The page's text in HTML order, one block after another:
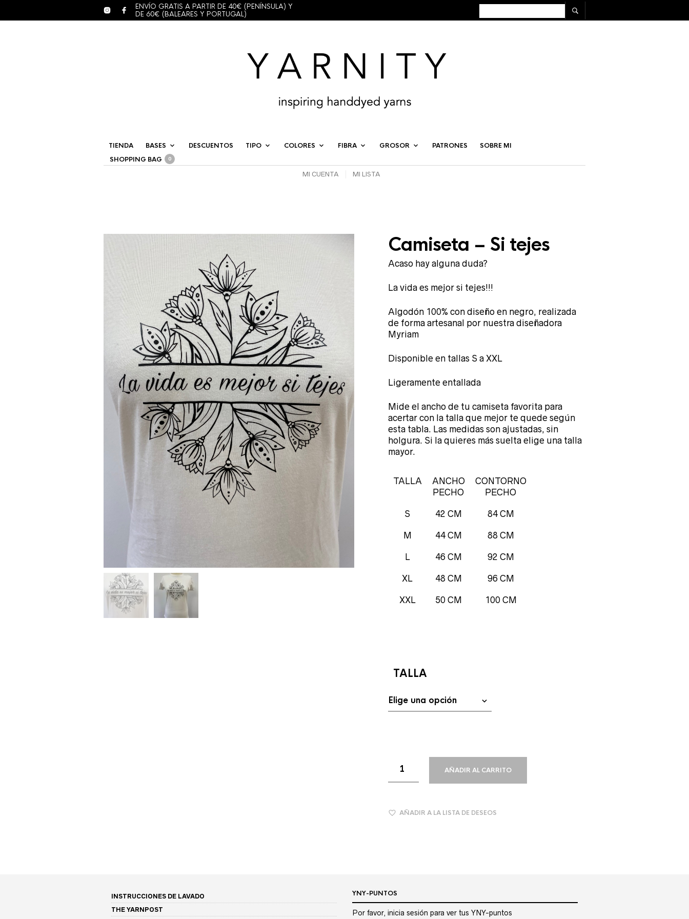
ENVÍO GRATIS A PARTIR DE 40€ (PENÍNSULA) Y
DE 60€ (BALEARES Y PORTUGAL)
TIENDA BASES DESCUENTOS TIPO COLORES FIBRA GROSOR PATRONES
SOBRE MI
SHOPPING BAG
0
MI CUENTA MI LISTA
Camiseta – Si tejes
Acaso hay alguna duda?
La vida es mejor si tejes!!!
Algodón 100% con diseño en negro, realizada
de forma artesanal por nuestra diseñadora
Myriam
Disponible en tallas S a XXL
Ligeramente entallada
Mide el ancho de tu camiseta favorita para
acertar con la talla que mejor te quede según
esta tabla. Las medidas son ajustadas, sin
holgura. Si la quieres más suelta elige una talla
mayor.
TALLA
ANCHO
PECHO
CONTORNO
PECHO
S 42 CM 84 CM
M 44 CM 88 CM
L 46 CM 92 CM
XL 48 CM 96 CM
XXL 50 CM 100 CM
TALLA
AÑADIR AL CARRITO
AÑADIR A LA LISTA DE DESEOS
INSTRUCCIONES DE LAVADO
THE YARNPOST
YNY-PUNTOS
Por favor, inicia sesión para ver tus YNY-puntos